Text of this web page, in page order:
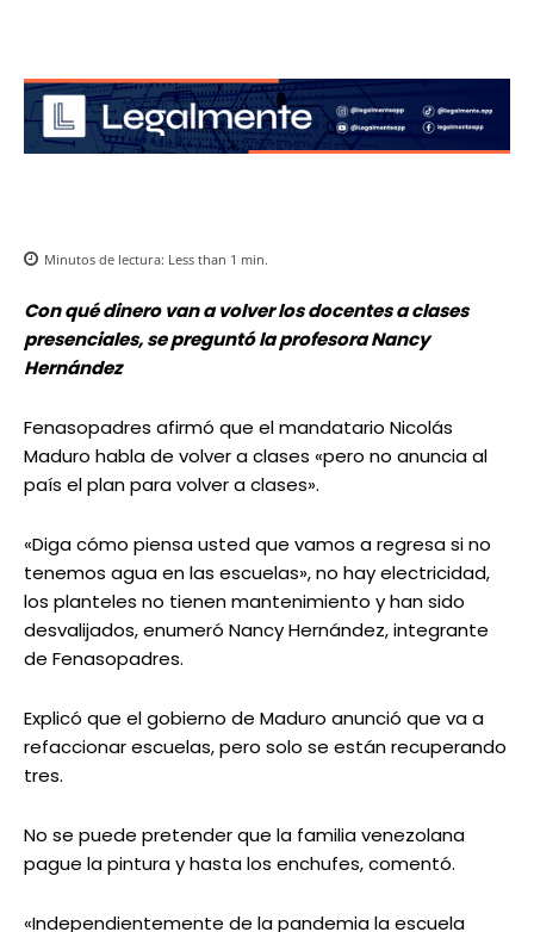
Minutos de lectura: Less than 1 min.
Con qué dinero van a volver los docentes a clases
presenciales, se preguntó la profesora Nancy
Hernández
Fenasopadres afirmó que el mandatario Nicolás
Maduro habla de volver a clases «pero no anuncia al
país el plan para volver a clases».
«Diga cómo piensa usted que vamos a regresa si no
tenemos agua en las escuelas», no hay electricidad,
los planteles no tienen mantenimiento y han sido
desvalijados, enumeró Nancy Hernández, integrante
de Fenasopadres.
Explicó que el gobierno de Maduro anunció que va a
refaccionar escuelas, pero solo se están recuperando
tres.
No se puede pretender que la familia venezolana
pague la pintura y hasta los enchufes, comentó.
«Independientemente de la pandemia la escuela